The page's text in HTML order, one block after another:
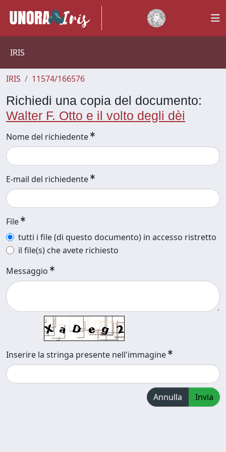
IRIS
IRIS 11574/166576
Richiedi una copia del documento:
Walter F. Otto e il volto degli dèi
Nome del richiedente
E-mail del richiedente
File
tutti i file (di questo documento) in accesso ristretto
il file(s) che avete richiesto
Messaggio
Inserire la stringa presente nell'immagine
Annulla Invia